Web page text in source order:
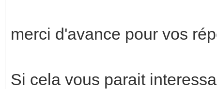
merci d'avance pour vos
Si cela vous parait